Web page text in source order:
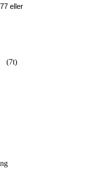
eller
(7t)